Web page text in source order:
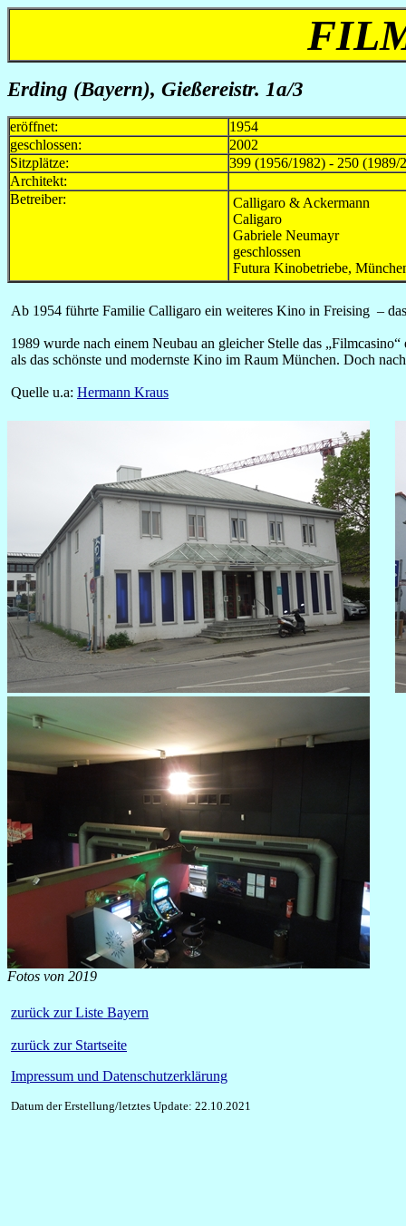
Erding (Bayern), Gießereistr. 1a/3
eröffnet:
1954
geschlossen:
2002
Sitzplätze:
399 (1956/1982) - 250 (1989/
Architekt:
Betreiber:
Calligaro & Ackermann
Caligaro
Gabriele Neumayr
geschlossen
Futura Kinobetriebe,
Ab 1954 führte Familie Calligaro ein weiteres Kino in Freising –
1989 wurde nach einem Neubau an gleicher Stelle das
als das schönste und modernste Kino im Raum München. Doch
Quelle u.a: Hermann Kraus
Fotos von 2019
zurück zur Liste Bayern
zurück zur Startseite
Impressum und Datenschutzerklärung
Datum der Erstellung/letztes Update: 22.10.2021